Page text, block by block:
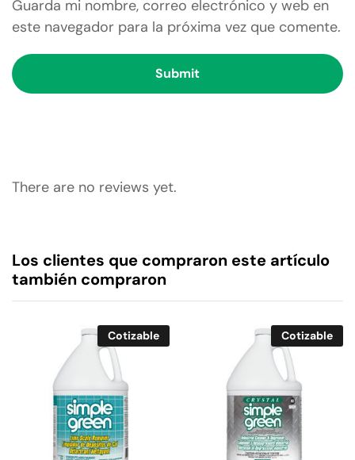
Guarda mi nombre, correo electrónico y web en
este navegador para la próxima vez que comente.
There are no reviews yet.
Los clientes que compraron este artículo
también compraron
Cotizable Cotizable